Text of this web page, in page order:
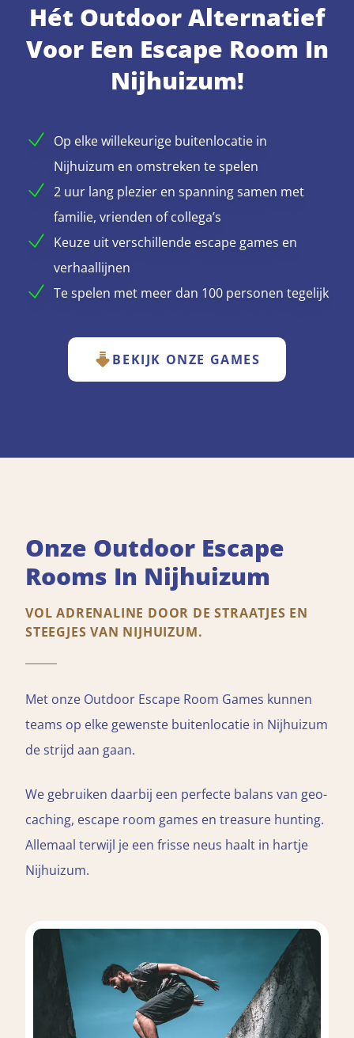
Hét Outdoor Alternatief
Voor Een Escape Room In
Nijhuizum!
Op elke willekeurige buitenlocatie in
Nijhuizum en omstreken te spelen
2 uur lang plezier en spanning samen met
familie, vrienden of collega’s
Keuze uit verschillende escape games en
verhaallijnen
Te spelen met meer dan 100 personen tegelijk
BEKIJK ONZE GAMES
Onze Outdoor Escape
Rooms In Nijhuizum
VOL ADRENALINE DOOR DE STRAATJES EN
STEEGJES VAN NIJHUIZUM.
Met onze Outdoor Escape Room Games kunnen
teams op elke gewenste buitenlocatie in Nijhuizum
de strijd aan gaan.
We gebruiken daarbij een perfecte balans van geo-
caching, escape room games en treasure hunting.
Allemaal terwijl je een frisse neus haalt in hartje
Nijhuizum.